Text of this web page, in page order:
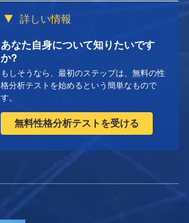
詳しい情報
あなた自身について知りたいです
か?
もしそうなら、最初のステップは、無料の性
格分析テストを始めるという簡単なもので
す。
無料性格分析テストを受ける